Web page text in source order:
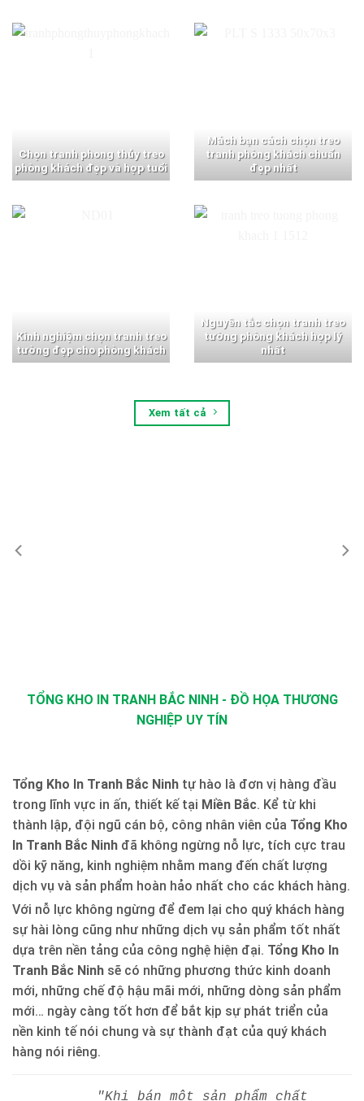
Chọn tranh phong thủy treo
phòng khách đẹp và hợp tuổi
Mách bạn cách chọn treo
tranh phòng khách chuẩn
đẹp nhất
Kinh nghiệm chọn tranh treo
tường đẹp cho phòng khách
Nguyên tắc chọn tranh treo
tường phòng khách hợp lý
nhất
Xem tất cả
TỔNG KHO IN TRANH BẮC NINH - ĐỒ HỌA THƯƠNG
NGHIỆP UY TÍN
Tổng Kho In Tranh Bắc Ninh tự hào là đơn vị hàng đầu
trong lĩnh vực in ấn, thiết kế tại Miền Bắc. Kể từ khi
thành lập, đội ngũ cán bộ, công nhân viên của Tổng Kho
In Tranh Bắc Ninh đã không ngừng nỗ lực, tích cực trau
dồi kỹ năng, kinh nghiệm nhằm mang đến chất lượng
dịch vụ và sản phẩm hoàn hảo nhất cho các khách hàng.
Với nỗ lực không ngừng để đem lại cho quý khách hàng
sự hài lòng cũng như những dịch vụ sản phẩm tốt nhất
dựa trên nền tảng của công nghệ hiện đại. Tổng Kho In
Tranh Bắc Ninh sẽ có những phương thức kinh doanh
mới, những chế độ hậu mãi mới, những dòng sản phẩm
mới… ngày càng tốt hơn để bắt kịp sự phát triển của
nền kinh tế nói chung và sự thành đạt của quý khách
hàng nói riêng.
"Khi bán một sản phẩm chất